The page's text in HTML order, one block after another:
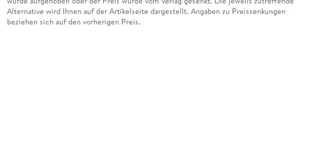
Alternative wird Ihnen auf der Artikelseite dargestellt. Angaben zu Preissenkungen
beziehen sich auf den vorherigen Preis.